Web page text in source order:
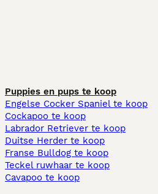
Puppies en pups te koop
Engelse Cocker Spaniel te koop
Cockapoo te koop
Labrador Retriever te koop
Duitse Herder te koop
Franse Bulldog te koop
Teckel ruwhaar te koop
Cavapoo te koop